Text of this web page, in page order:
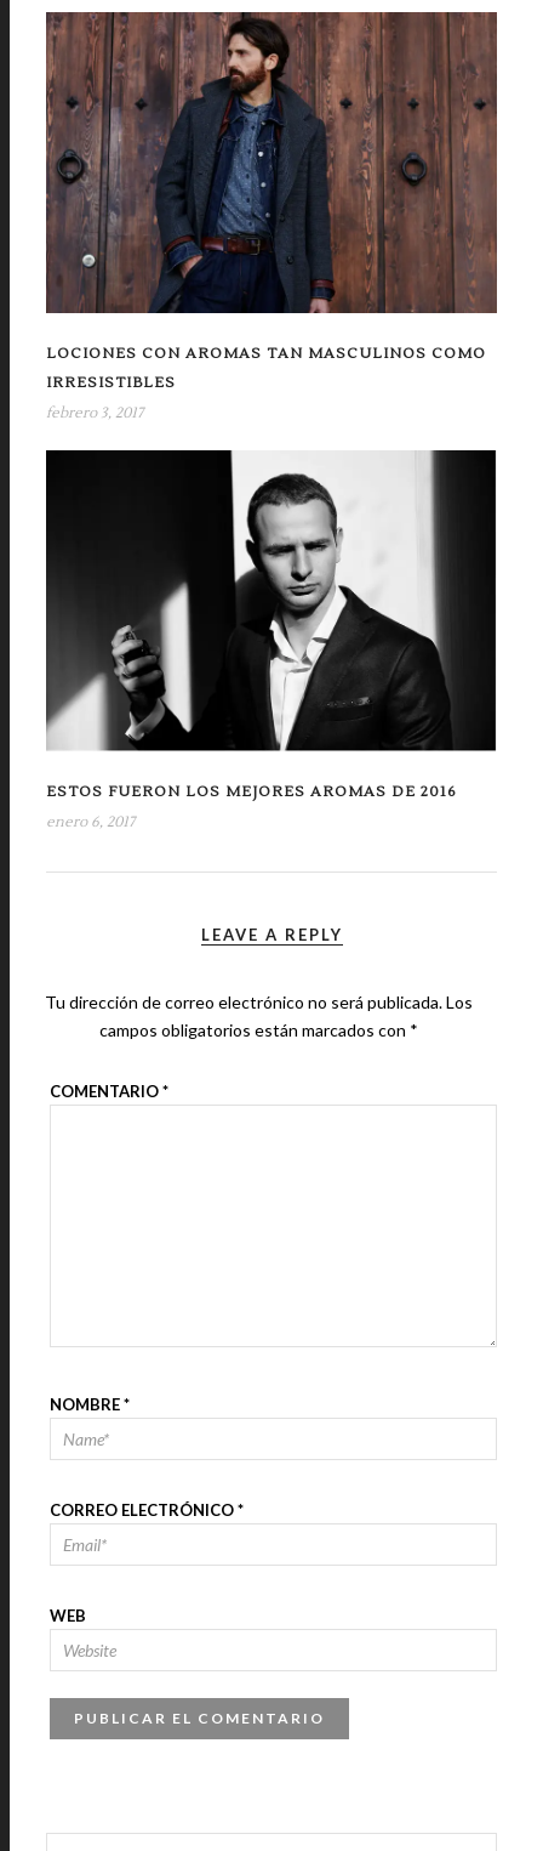
LOCIONES CON AROMAS TAN MASCULINOS COMO
IRRESISTIBLES
febrero 3, 2017
ESTOS FUERON LOS MEJORES AROMAS DE 2016
enero 6, 2017
LEAVE A REPLY
Tu dirección de correo electrónico no será publicada.Los
campos obligatorios están marcados con *
COMENTARIO*
NOMBRE*
CORREO ELECTRÓNICO*
WEB